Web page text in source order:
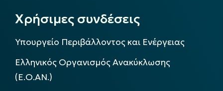
Χρήσιμες συνδέσεις
Υπουργείο Περιβάλλοντος και Ενέργειας
Ελληνικός Οργανισμός Ανακύκλωσης
(Ε.Ο.ΑΝ.)